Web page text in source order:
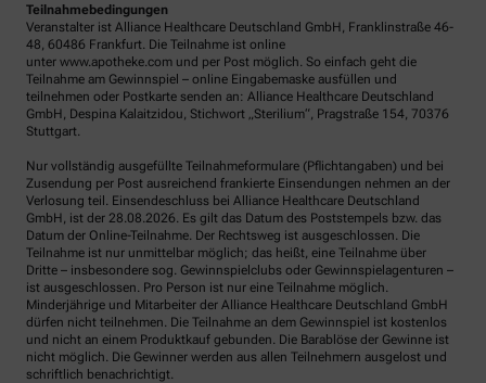
Teilnahmebedingungen
Veranstalter ist Alliance Healthcare Deutschland GmbH, Franklinstraße 46-
48, 60486 Frankfurt. Die Teilnahme ist online
unter www.apotheke.com und per Post möglich. So einfach geht die
Teilnahme am Gewinnspiel – online Eingabemaske ausfüllen und
teilnehmen oder Postkarte senden an: Alliance Healthcare Deutschland
GmbH, Despina Kalaitzidou, Stichwort „Sterilium“, Pragstraße 154, 70376
Stuttgart.
Nur vollständig ausgefüllte Teilnahmeformulare (Pflichtangaben) und bei
Zusendung per Post ausreichend frankierte Einsendungen nehmen an der
Verlosung teil. Einsendeschluss bei Alliance Healthcare Deutschland
GmbH, ist der 28.08.2026. Es gilt das Datum des Poststempels bzw. das
Datum der Online-Teilnahme. Der Rechtsweg ist ausgeschlossen. Die
Teilnahme ist nur unmittelbar möglich; das heißt, eine Teilnahme über
Dritte – insbesondere sog. Gewinnspielclubs oder Gewinnspielagenturen –
ist ausgeschlossen. Pro Person ist nur eine Teilnahme möglich.
Minderjährige und Mitarbeiter der Alliance Healthcare Deutschland GmbH
dürfen nicht teilnehmen. Die Teilnahme an dem Gewinnspiel ist kostenlos
und nicht an einem Produktkauf gebunden. Die Barablöse der Gewinne ist
nicht möglich. Die Gewinner werden aus allen Teilnehmern ausgelost und
schriftlich benachrichtigt.